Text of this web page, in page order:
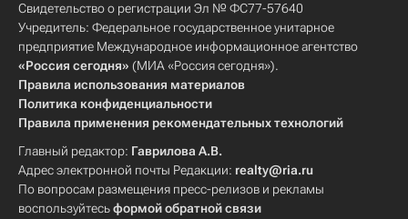
Свидетельство о регистрации Эл № ФС77-57640
Учредитель: Федеральное государственное унитарное
предприятие Международное информационное агентство
«Россия сегодня» (МИА «Россия сегодня»).
Правила использования материалов
Политика конфиденциальности
Правила применения рекомендательных технологий
Главный редактор: Гаврилова А.В.
Адрес электронной почты Редакции: realty@ria.ru
По вопросам размещения пресс-релизов и рекламы
воспользуйтесьформой обратной связи